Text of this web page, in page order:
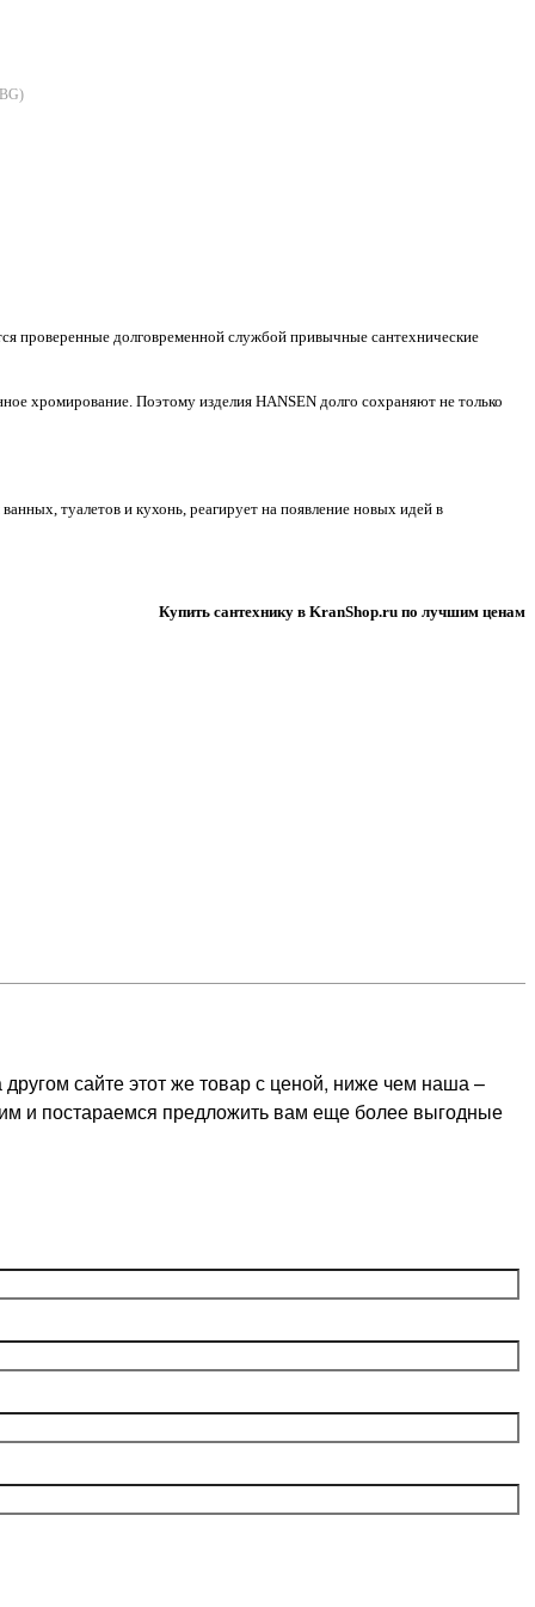
)
проверенные долговременной службой привычные сантехнические
хромирование. Поэтому изделия HANSEN долго сохраняют не только
туалетов и кухонь, реагирует на появление новых идей в
Купить сантехнику в KranShop.ru по лучшим ценам
сайте этот же товар с ценой, ниже чем наша –
и постараемся предложить вам еще более выгодные